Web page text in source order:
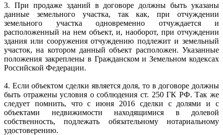
3. При продаже зданий в договоре должны быть указаны
данные земельного участка, так как, при отчуждении
земельного участка одновременно отчуждается и
расположенный на нем объект, и, наоборот, при отчуждении
здания или сооружения отчуждению подлежит и земельный
участок, на котором данный объект расположен. Указанные
положения закреплены в Гражданском и Земельном кодексах
Российской Федерации.
4. Если объектом сделки является доля, то в договоре должны
быть отражены условия о соблюдения ст. 250 ГК РФ. Так же
следует помнить, что с июня 2016 сделки с долями и с
объектами недвижимости находящимися в долевой
собственность, подлежать обязательному нотариальному
удостоверению.